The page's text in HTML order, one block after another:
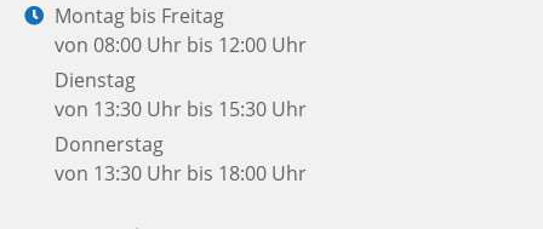
Öffnungszeiten:
Montag bis Freitag
von 08:00 Uhr bis 12:00 Uhr
Dienstag
von 13:30 Uhr bis 15:30 Uhr
Donnerstag
von 13:30 Uhr bis 18:00 Uhr